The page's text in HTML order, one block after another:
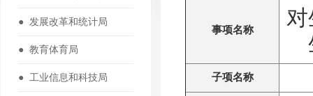
● 发展改革和统计局
● 教育体育局
● 工业信息和科技局
事项名称
对
子项名称